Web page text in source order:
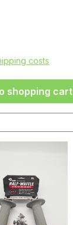
costs
shopping cart